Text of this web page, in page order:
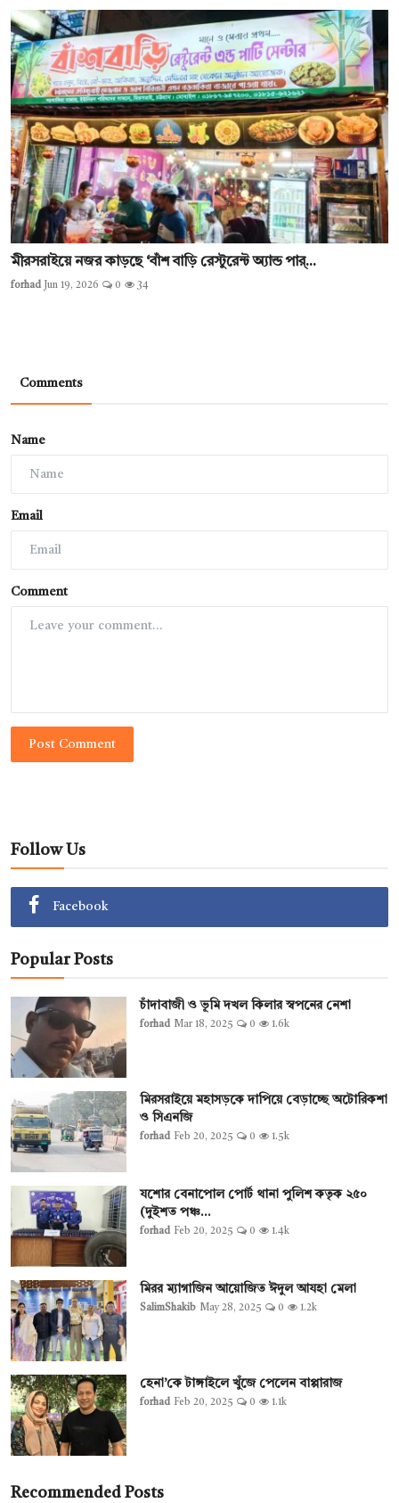
মীরসরাইয়ে নজর কাড়ছে ‘বাঁশ বাড়ি রেস্টুরেন্ট অ্যান্ড পার্...
forhad Jun 19, 2026 0 34
Comments
Name
Email
Comment
Post Comment
Follow Us
Facebook
Popular Posts
চাঁদাবাজী ও ভূমি দখল কিলার স্বপনের নেশা
forhad Mar 18, 2025 0 1.6k
মিরসরাইয়ে মহাসড়কে দাপিয়ে বেড়াচ্ছে অটোরিকশা
ও সিএনজি
forhad Feb 20, 2025 0 1.5k
যশোর বেনাপোল পোর্ট থানা পুলিশ কতৃক ২৫০
(দুইশত পঞ্চ...
forhad Feb 20, 2025 0 1.4k
মিরর ম্যাগাজিন আয়োজিত ঈদুল আযহা মেলা
SalimShakib May 28, 2025 0 1.2k
হেনা’কে টাঙ্গাইলে খুঁজে পেলেন বাপ্পারাজ
forhad Feb 20, 2025 0 1.1k
Recommended Posts